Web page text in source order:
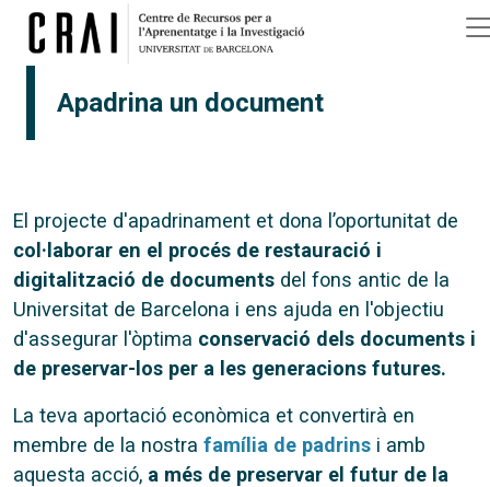
Vés al contingut
Apadrina un document
El projecte d'apadrinament et dona l’oportunitat de
col·laborar en el procés de restauració i
digitalització de documents del fons antic de la
Universitat de Barcelona i ens ajuda en l'objectiu
d'assegurar l'òptima conservació dels documents i
de preservar-los per a les generacions futures.
La teva aportació econòmica et convertirà en
membre de la nostra família de padrins i amb
aquesta acció, a més de preservar el futur de la